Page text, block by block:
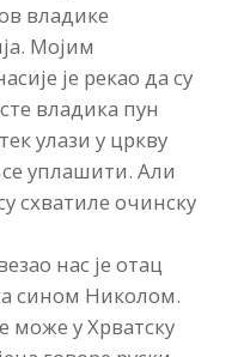
владике
Мојим
је рекао да су
владика пун
улази у цркву
уплашити. Али
схватиле очинску
нас је отац
сином Николом.
може у Хрватску